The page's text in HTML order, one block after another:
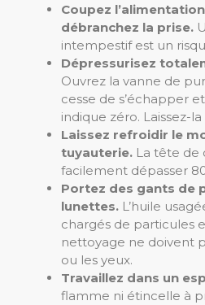
Coupez
débranchez la prise.
intempestif est un
Dépressurisez
Ouvrez la vanne de
cesse de s’échapper
indique zéro. Laissez-
Laissez refroidir le
tuyauterie. La tête de
facilement dépasser
Portez des gants de
lunettes. L’huile
chargés de particules
nettoyage ne doivent
ou les yeux.
Travaillez dans un
flamme ni étincelle à